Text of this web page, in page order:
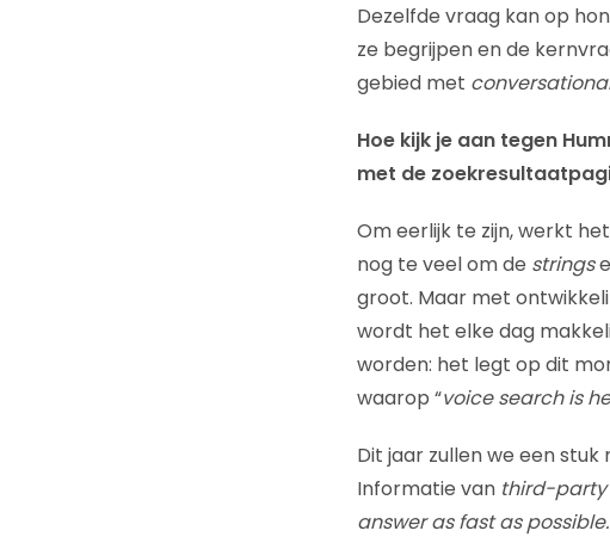
Dezelfde vraag kan op
ze begrijpen en de
gebied met
Hoe kijk je aan tegen
met de
Om eerlijk te zijn, werkt
nog te veel om de strings
groot. Maar met
wordt het elke dag
worden: het legt op dit
waarop “voice search is
Dit jaar zullen we een stuk
Informatie van third-party
answer as fast as possible.